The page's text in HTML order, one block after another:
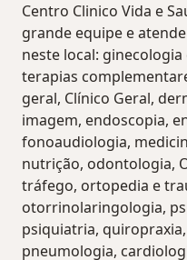
Centro Clinico Vida e
grande equipe e
neste local:
terapias
geral, Clínico Geral,
imagem, endoscopia,
fonoaudiologia,
nutrição, odontologia,
tráfego, ortopedia e
otorrinolaringologia,
psiquiatria,
pneumologia,